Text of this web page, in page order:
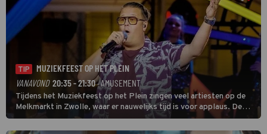
TIP
MUZIEKFEEST OP HET PLEIN
VANAVOND 20:35 - 21:30· AMUSEMENT
Tijdens het Muziekfeest op het Plein zingen veel artiesten op de
Melkmarkt in Zwolle, waar er nauwelijks tijd is voor applaus. De
grootste namen zijn André Hazes, Jannes, René Froger en
natuurlijk Rutger van Barneveld met zijn hit Zwoele Zomernachten.